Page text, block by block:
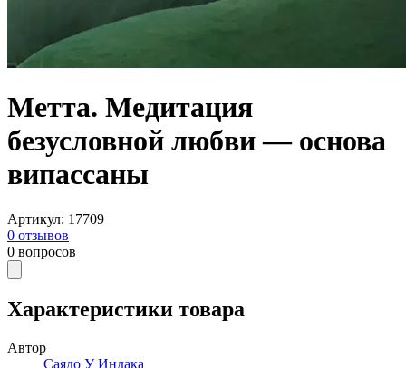
Метта. Медитация
безусловной любви — основа
випассаны
Артикул: 17709
0 отзывов
0 вопросов
Характеристики товара
Автор
Саядо У Индака